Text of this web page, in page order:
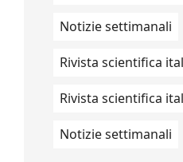
Notizie settimanali
Rivista scientifica
Rivista scientifica
Notizie settimanali